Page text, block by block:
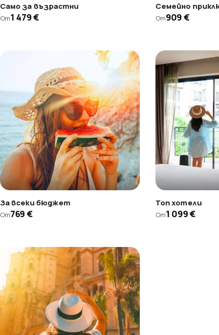
Само за възрастни
От1 479 €
Семейно
От909 €
За всеки бюджет
От769 €
Топ хотели
От1 099 €